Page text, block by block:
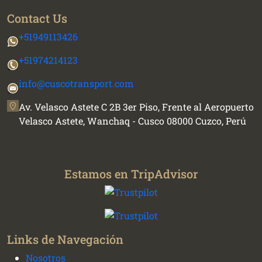
Contact Us
+51949113426
+51974214123
info@cuscotransport.com
Av. Velasco Astete C 2B 3er Piso, Frente al Aeropuerto
Velasco Astete, Wanchaq - Cusco 08000 Cuzco, Perú
Estamos en TripAdvisor
Links de Navegación
Nosotros